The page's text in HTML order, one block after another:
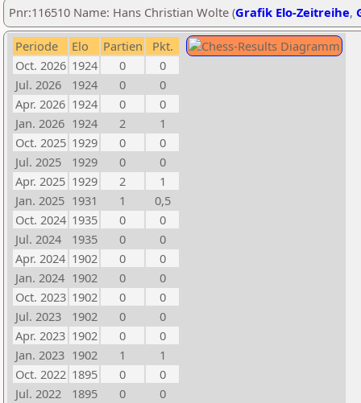
Pnr:116510 Name: Hans Christian Wolte (Grafik Elo-Zeitreihe,
Periode Elo Partien
Pkt.
Oct. 2026 1924 0
0
Jul. 2026
1924 0
0
Apr. 2026 1924 0
0
Jan. 2026 1924 2
1
Oct. 2025 1929 0
0
Jul. 2025
1929 0
0
Apr. 2025 1929 2
1
Jan. 2025 1931 1
0,5
Oct. 2024 1935 0
0
Jul. 2024
1935 0
0
Apr. 2024 1902 0
0
Jan. 2024 1902 0
0
Oct. 2023 1902 0
0
Jul. 2023
1902 0
0
Apr. 2023 1902 0
0
Jan. 2023 1902 1
1
Oct. 2022 1895 0
0
Jul. 2022
1895 0
0